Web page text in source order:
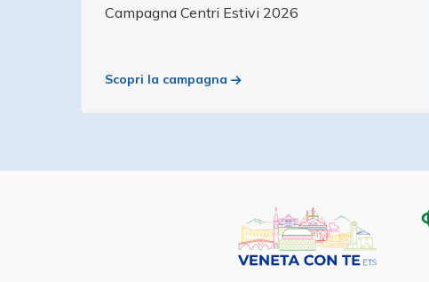
Campagna Centri Estivi 2026
Scopri la campagna